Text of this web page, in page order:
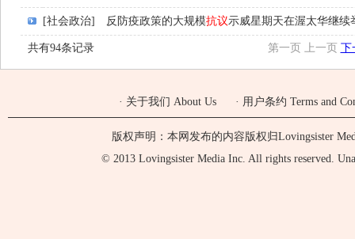
[社会政治] 反防疫政策的大规模抗议示威星期天在渥太华继续
共有94条记录 第一页 上一页 下
· 关于我们 About Us · 用户条约 Terms and
版权声明：本网发布的内容版权归Lovingsister
© 2013 Lovingsister Media Inc. All rights reserved.